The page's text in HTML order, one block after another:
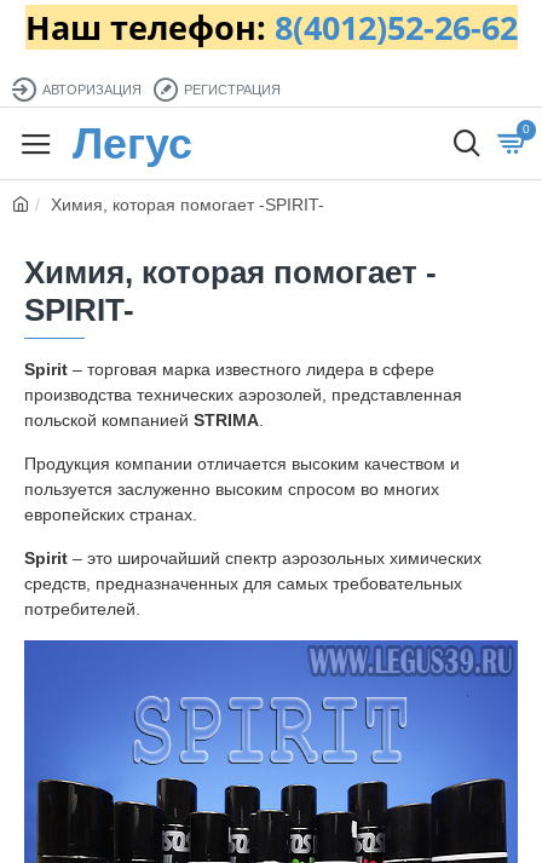
Наш телефон: 8(4012)52-26-62
АВТОРИЗАЦИЯ РЕГИСТРАЦИЯ
Легус 0
Химия, которая помогает -SPIRIT-
Химия, которая помогает -
SPIRIT-
Spirit – торговая марка известного лидера в сфере
производства технических аэрозолей, представленная
польской компанией STRIMA
Продукция компании отличается высоким качеством и
пользуется заслуженно высоким спросом во многих
европейских странах.
Spirit – это широчайший спектр аэрозольных химических
средств, предназначенных для самых требовательных
потребителей.